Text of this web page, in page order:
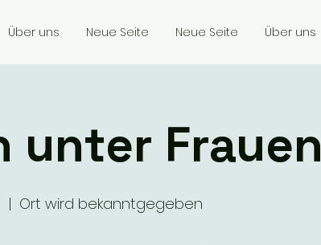
Über uns Neue Seite Neue Seite Über uns
unter Frauen
  |
Ort wird bekanntgegeben